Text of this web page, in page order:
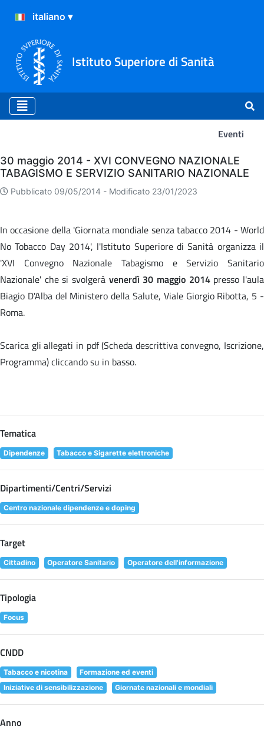
Istituto Superiore di Sanità
Eventi
Eventi
30 maggio 2014 - XVI CONVEGNO NAZIONALE
TABAGISMO E SERVIZIO SANITARIO NAZIONALE
Pubblicato 09/05/2014 - Modificato 23/01/2023
In occasione della 'Giornata mondiale senza tabacco 2014 - World
No Tobacco Day 2014', l'Istituto Superiore di Sanità organizza il
'XVI Convegno Nazionale Tabagismo e Servizio Sanitario
Nazionale' che si svolgerà venerdì 30 maggio 2014presso l'aula
Biagio D'Alba del Ministero della Salute, Viale Giorgio Ribotta, 5 -
Roma.
Scarica gli allegati in pdf (Scheda descrittiva convegno, Iscrizione,
Programma) cliccando su in basso.
Tematica
Dipendenze Tabacco e Sigarette elettroniche
Dipartimenti/Centri/Servizi
Centro nazionale dipendenze e doping
Target
Cittadino Operatore Sanitario Operatore dell'informazione
Tipologia
Focus
CNDD
Tabacco e nicotina
Formazione ed eventi
Iniziative di sensibilizzazione
Giornate nazionali e mondiali
Anno